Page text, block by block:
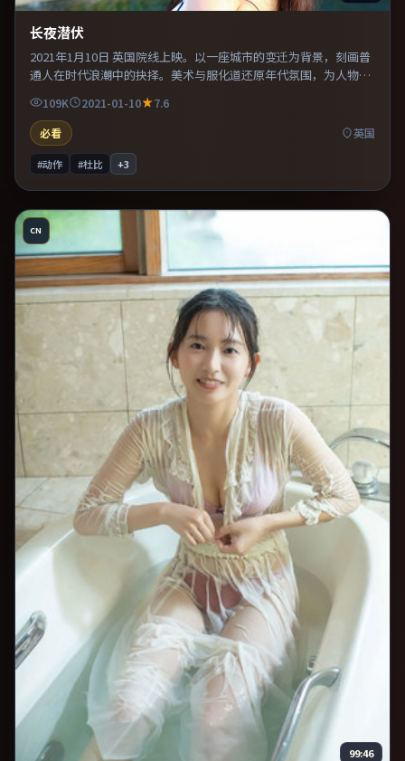
长夜潜伏
2021年1月10日 英国院线上映。以一座城市的变迁为背景，刻画普
通人在时代浪潮中的抉择。美术与服化道还原年代氛围，为人物动
机提供可信支撑。片尾留白意味深长，值得二刷细品台词与构图。
109K 2021-01-10
7.6
必看
英国
#动作 #杜比 +3
CN
99:46